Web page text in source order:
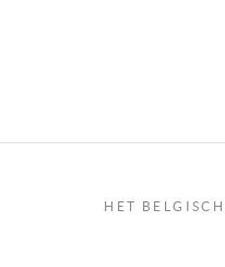
HET